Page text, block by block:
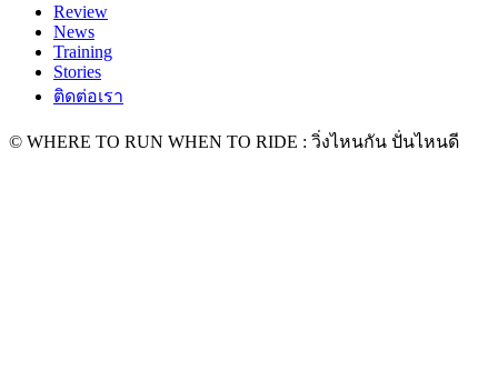
Review
News
Training
Stories
ติดต่อเรา
© WHERE TO RUN WHEN TO RIDE : วิ่งไหนกัน ปั่นไหนดี